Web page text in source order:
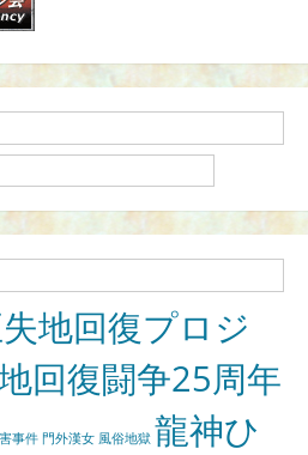
地回復プロジ
回復闘争25周年
事件 門外漢女 風俗地獄 龍神ひ